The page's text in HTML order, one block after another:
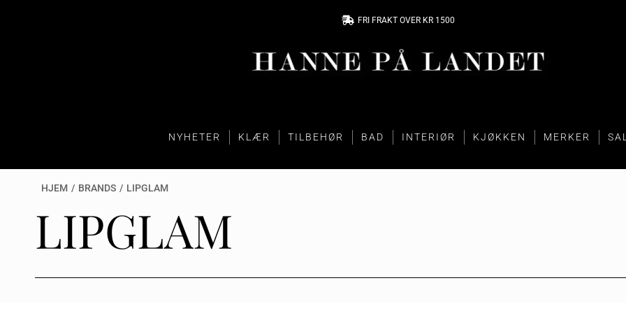
FRI FRAKT OVER KR 1500
NYHETER KLÆR TILBEHØR BAD INTERIØR KJØKKEN MERKER
HJEM / BRANDS / LIPGLAM
LIPGLAM